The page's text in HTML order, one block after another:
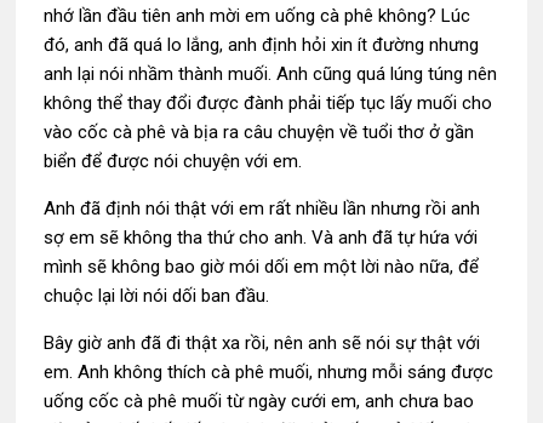
nhớ lần đầu tiên anh mời em uống cà phê không? Lúc
đó, anh đã quá lo lắng, anh định hỏi xin ít đường nhưng
anh lại nói nhầm thành muối. Anh cũng quá lúng túng nên
không thể thay đổi được đành phải tiếp tục lấy muối cho
vào cốc cà phê và bịa ra câu chuyện về tuổi thơ ở gần
biển để được nói chuyện với em.
Anh đã định nói thật với em rất nhiều lần nhưng rồi anh
sợ em sẽ không tha thứ cho anh. Và anh đã tự hứa với
mình sẽ không bao giờ mói dối em một lời nào nữa, để
chuộc lại lời nói dối ban đầu.
Bây giờ anh đã đi thật xa rồi, nên anh sẽ nói sự thật với
em. Anh không thích cà phê muối, nhưng mỗi sáng được
uống cốc cà phê muối từ ngày cưới em, anh chưa bao